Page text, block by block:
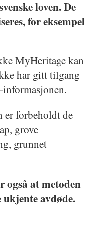
loven. De
for eksempel
MyHeritage kan
har gitt tilgang
er forbeholdt de
grove
grunnet
at metoden
avdøde.